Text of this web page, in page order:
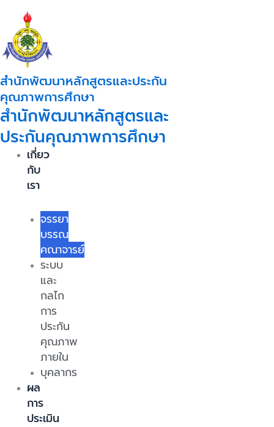
content
สำนักพัฒนาหลักสูตรและประกัน
คุณภาพการศึกษา
สำนักพัฒนาหลักสูตรและ
ประกันคุณภาพการศึกษา
เกี่ยว
กับ
เรา
จรรยา
บรรณ
คณาจารย์
ระบบ
และ
กลไก
การ
ประกัน
คุณภาพ
ภายใน
บุคลากร
ผล
การ
ประเมิน